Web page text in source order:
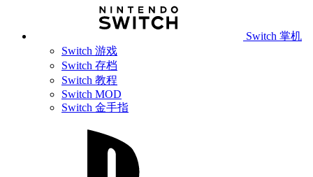
Switch 掌机
Switch 游戏
Switch 存档
Switch 教程
Switch MOD
Switch 金手指